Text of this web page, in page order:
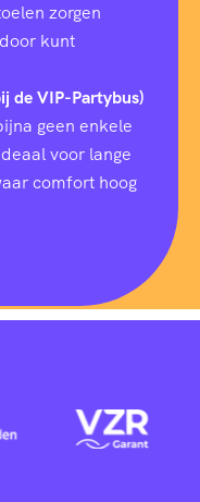
zorgen
kunt
de VIP-Partybus)
geen enkele
voor lange
comfort hoog